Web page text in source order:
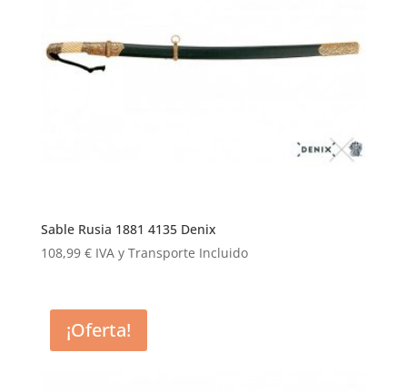
Sable Rusia 1881 4135 Denix
108,99 € IVA y Transporte Incluido
¡Oferta!